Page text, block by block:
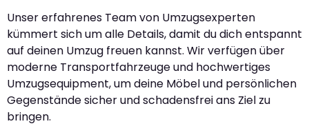
Unser erfahrenes Team von Umzugsexperten
kümmert sich um alle Details, damit du dich entspannt
auf deinen Umzug freuen kannst. Wir verfügen über
moderne Transportfahrzeuge und hochwertiges
Umzugsequipment, um deine Möbel und persönlichen
Gegenstände sicher und schadensfrei ans Ziel zu
bringen.